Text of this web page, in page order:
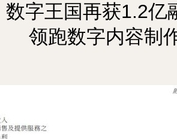
数字王国再获1.2亿
领跑数字内容制